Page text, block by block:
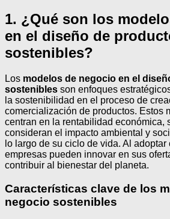
1. ¿Qué son los
en el diseño de
sostenibles?
Los modelos de negocio en el
sostenibles son enfoques
la sostenibilidad en el proceso de
comercialización de productos. Estos
centran en la rentabilidad económica,
consideran el impacto ambiental y
lo largo de su ciclo de vida. Al
empresas pueden innovar en sus
contribuir al bienestar del planeta.
Características clave de los
negocio sostenibles